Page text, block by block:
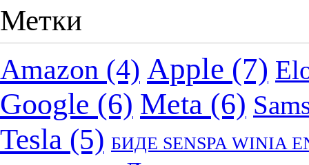
Метки
Amazon (4) Apple (7)
Google (6) Meta (6)
Tesla (5) БИДЕ SENSPA WINIA